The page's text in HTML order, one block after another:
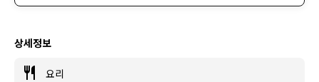
상세정보
요리